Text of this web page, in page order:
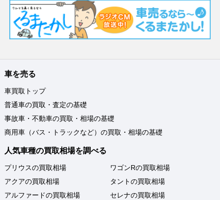
車を売る
車買取トップ
普通車の買取・査定の基礎
事故車・不動車の買取・相場の基礎
商用車（バス・トラックなど）の買取・相場の基礎
人気車種の買取相場を調べる
プリウスの買取相場
アクアの買取相場
アルファードの買取相場
ワゴンRの買取相場
タントの買取相場
セレナの買取相場